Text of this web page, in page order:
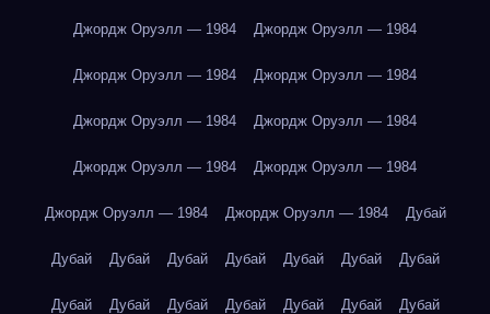
Джордж Оруэлл — 1984 Джордж Оруэлл — 1984
Джордж Оруэлл — 1984 Джордж Оруэлл — 1984
Джордж Оруэлл — 1984 Джордж Оруэлл — 1984
Джордж Оруэлл — 1984 Джордж Оруэлл — 1984
Джордж Оруэлл — 1984 Джордж Оруэлл — 1984 Дубай
Дубай Дубай Дубай Дубай Дубай Дубай Дубай
Дубай Дубай Дубай Дубай Дубай Дубай Дубай